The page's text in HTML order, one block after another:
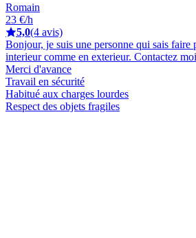
Romain
23 €/h
5,0(4 avis)
Bonjour, je suis une personne qui sais faire
interieur comme en exterieur. Contactez
Merci d'avance
Travail en sécurité
Habitué aux charges lourdes
Respect des objets fragiles